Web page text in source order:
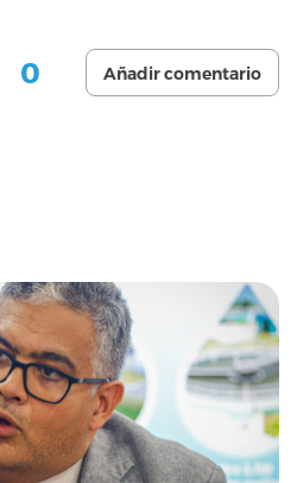
0 Añadir comentario